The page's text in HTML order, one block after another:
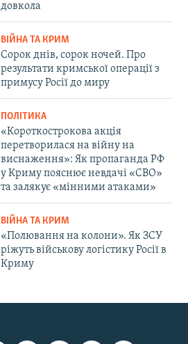
довкола
ВІЙНА ТА КРИМ
Сорок днів, сорок ночей. Про
результати кримської операції з
примусу Росії до миру
ПОЛІТИКА
«Короткострокова акція
перетворилася на війну на
виснаження»: Як пропаганда РФ
у Криму пояснює невдачі «СВО»
та залякує «мінними атаками»
ВІЙНА ТА КРИМ
«Полювання на колони». Як ЗСУ
ріжуть військову логістику Росії в
Криму